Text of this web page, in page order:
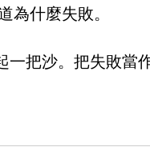
為什麼失敗。
一把沙。把失敗當